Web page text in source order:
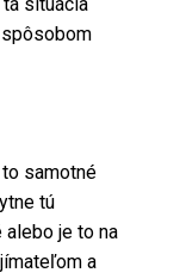
spôsobom
samotné
tú
je to na
a